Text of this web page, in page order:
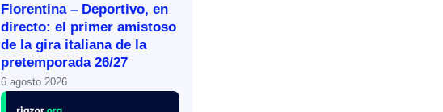
Fiorentina – Deportivo, en
directo: el primer amistoso
de la gira italiana de la
pretemporada 26/27
6 agosto 2026